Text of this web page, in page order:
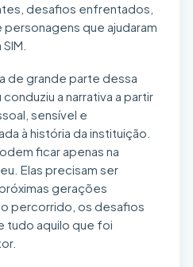
desafios enfrentados,
que ajudaram
de grande parte dessa
a narrativa a partir
sensível e
à história da instituição.
ficar apenas na
Elas precisam ser
gerações
percorrido, os desafios
tudo aquilo que foi